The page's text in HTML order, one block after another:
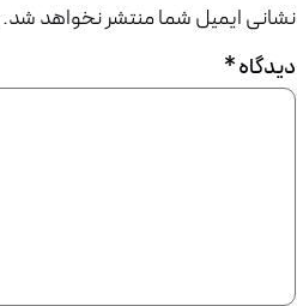
نشانی ایمیل شما منتشر نخواهد شد.
دیدگاه*